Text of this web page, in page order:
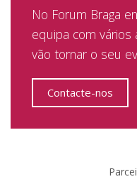
No Forum Braga
equipa com vários
vão tornar o seu
Contacte-nos